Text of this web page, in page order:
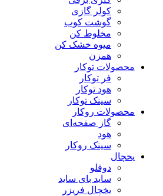
کولر گازی
گوشت کوب
مخلوط کن
میوه خشک کن
همزن
محصولات توکار
فر توکار
هود توکار
سینک توکار
محصولات روکار
گاز صفحه‌ای
هود
سینک روکار
یخچال
دوقلو
ساید بای ساید
یخچال فریزر